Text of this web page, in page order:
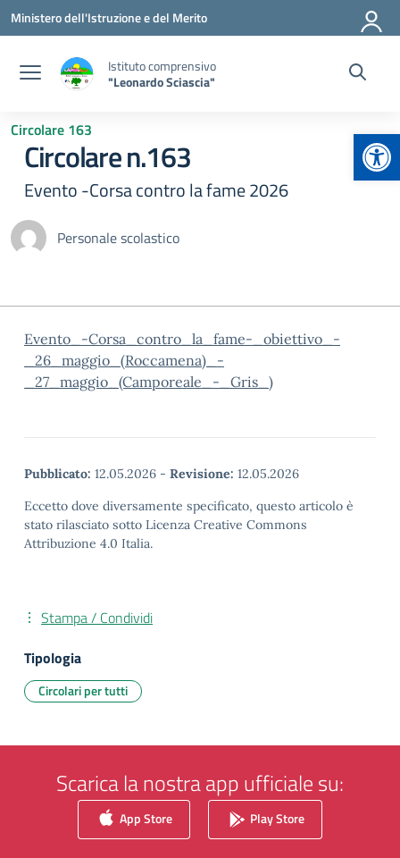
Vai ai contenuti
Vai al menu di navigazione
Vai al footer
Ministero dell'Istruzione e del Merito
Istituto comprensivo
"Leonardo Sciascia"
Circolare 163
Circolare n.163
Evento -Corsa contro la fame 2026
Personale scolastico
Evento_-Corsa_contro_la_fame-_obiettivo_-
_26_maggio_(Roccamena)_-
_27_maggio_(Camporeale_-_Gris_)
Pubblicato: 12.05.2026 - Revisione: 12.05.2026
Eccetto dove diversamente specificato, questo articolo è
stato rilasciato sotto Licenza Creative Commons
Attribuzione 4.0 Italia.
Stampa / Condividi
Tipologia
Circolari per tutti
Scarica la nostra app ufficiale su:
App Store Play Store